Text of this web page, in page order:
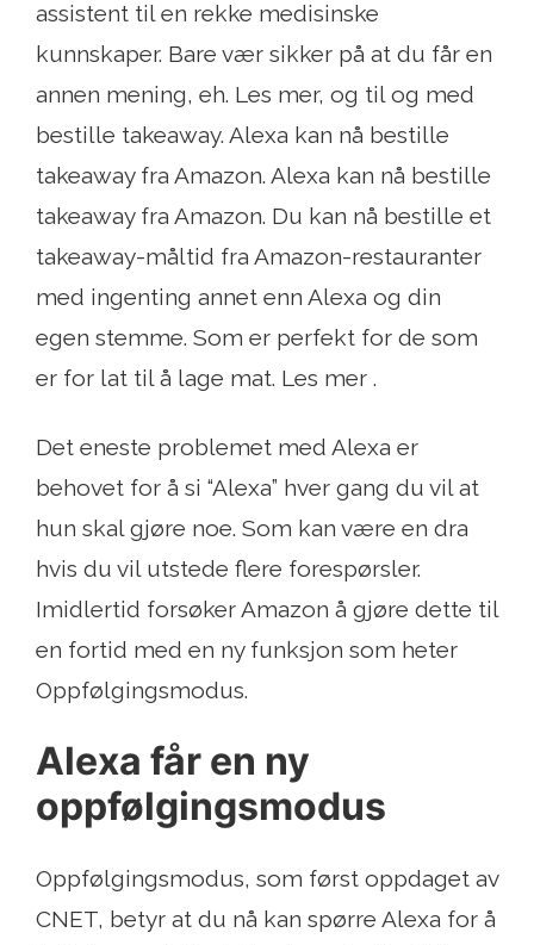
assistent til en rekke medisinske
kunnskaper. Bare vær sikker på at du får en
annen mening, eh. Les mer, og til og med
bestille takeaway. Alexa kan nå bestille
takeaway fra Amazon. Alexa kan nå bestille
takeaway fra Amazon. Du kan nå bestille et
takeaway-måltid fra Amazon-restauranter
med ingenting annet enn Alexa og din
egen stemme. Som er perfekt for de som
er for lat til å lage mat. Les mer .
Det eneste problemet med Alexa er
behovet for å si “Alexa” hver gang du vil at
hun skal gjøre noe. Som kan være en dra
hvis du vil utstede flere forespørsler.
Imidlertid forsøker Amazon å gjøre dette til
en fortid med en ny funksjon som heter
Oppfølgingsmodus.
Alexa får en ny
oppfølgingsmodus
Oppfølgingsmodus, som først oppdaget av
CNET, betyr at du nå kan spørre Alexa for å